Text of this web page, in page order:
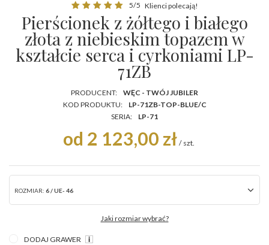
5/5 Klienci polecają!
Pierścionek z żółtego i białego
złota z niebieskim topazem w
kształcie serca i cyrkoniami LP-
71ZB
PRODUCENT:
WĘC - TWÓJ JUBILER
KOD PRODUKTU:
LP-71ZB-TOP-BLUE/C
SERIA:
LP-71
od 2 123,00 zł / szt.
ROZMIAR: 6 / UE- 46
Jaki rozmiar wybrać?
DODAJ GRAWER